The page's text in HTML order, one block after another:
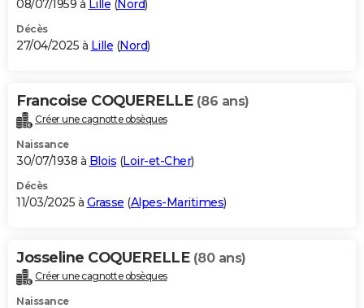
08/07/1959 à Lille (Nord)
Décès
27/04/2025 à Lille (Nord)
Francoise COQUERELLE (86 ans)
Créer une cagnotte obsèques
Naissance
30/07/1938 à Blois (Loir-et-Cher)
Décès
11/03/2025 à Grasse (Alpes-Maritimes)
Josseline COQUERELLE (80 ans)
Créer une cagnotte obsèques
Naissance